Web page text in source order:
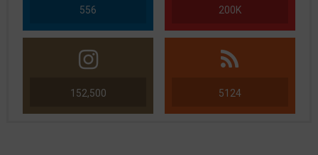
556 200K
152,500 5124